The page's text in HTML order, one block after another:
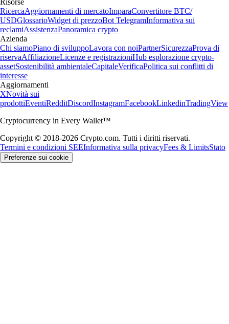
Risorse
RicercaAggiornamenti di mercatoImparaConvertitore BTC/
USDGlossarioWidget di prezzoBot TelegramInformativa sui
reclamiAssistenzaPanoramica crypto
Azienda
Chi siamoPiano di sviluppoLavora con noiPartnerSicurezzaProva di
riservaAffiliazioneLicenze e registrazioniHub esplorazione crypto-
assetSostenibilità ambientaleCapitaleVerificaPolitica sui conflitti di
interesse
Aggiornamenti
XNovità sui
prodottiEventiRedditDiscordInstagramFacebookLinkedinTradingView
Cryptocurrency in Every Wallet™
Copyright © 2018-2026 Crypto.com. Tutti i diritti riservati.
Termini e condizioni SEEInformativa sulla privacyFees & LimitsStato
Preferenze sui cookie